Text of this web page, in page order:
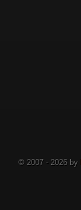
© 2007 - 2026 by